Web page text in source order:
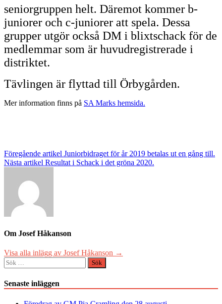
seniorgruppen helt. Däremot kommer b-
juniorer och c-juniorer att spela. Dessa
grupper utgör också DM i blixtschack för de
medlemmar som är huvudregistrerade i
distriktet.
Tävlingen är flyttad till Örbygården.
Mer information finns på SA Marks hemsida.
Inläggsnavigering
Föregående artikel Juniorbidraget för år 2019 betalas ut en gång till.
Nästa artikel Resultat i Schack i det gröna 2020.
Om Josef Håkanson
Visa alla inlägg av Josef Håkanson →
Sök
efter:
Senaste inläggen